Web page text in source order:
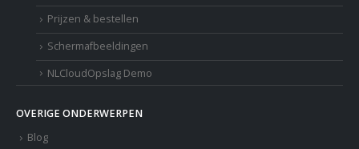
Prijzen & bestellen
Schermafbeeldingen
NLCloudOpslag Demo
OVERIGE ONDERWERPEN
Blog